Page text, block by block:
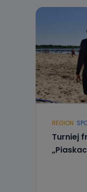
REGION
Turniej